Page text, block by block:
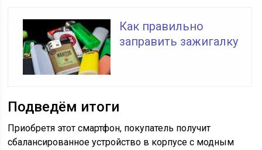
Как правильно
заправить зажигалку
Подведём итоги
Приобретя этот смартфон, покупатель получит
сбалансированное устройство в корпусе с модным